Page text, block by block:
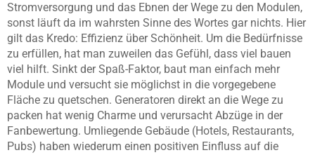
Stromversorgung und das Ebnen der Wege zu den Modulen,
sonst läuft da im wahrsten Sinne des Wortes gar nichts. Hier
gilt das Kredo: Effizienz über Schönheit. Um die Bedürfnisse
zu erfüllen, hat man zuweilen das Gefühl, dass viel bauen
viel hilft. Sinkt der Spaß-Faktor, baut man einfach mehr
Module und versucht sie möglichst in die vorgegebene
Fläche zu quetschen. Generatoren direkt an die Wege zu
packen hat wenig Charme und verursacht Abzüge in der
Fanbewertung. Umliegende Gebäude (Hotels, Restaurants,
Pubs) haben wiederum einen positiven Einfluss auf die